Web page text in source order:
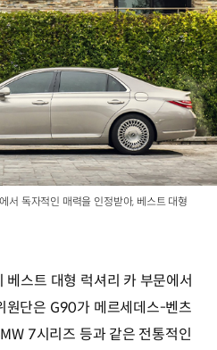
서 독자적인 매력을 인정받아, 베스트 대형
스트 대형 럭셔리 카 부문에서
원단은 G90가 메르세데스-벤츠
7시리즈 등과 같은 전통적인